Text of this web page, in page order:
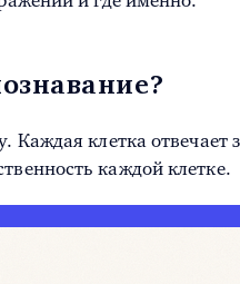
Каждая клетка
каждой клетке.